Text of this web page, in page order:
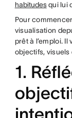
habitudesqui lui
Pour
visualisation
prêt à l’emploi.
objectifs, visuels
1.